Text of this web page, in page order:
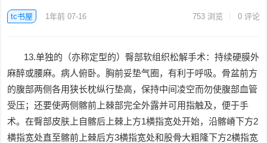
tc书屋 1年前 07-16 753浏览 0 评论
13.单独的（亦称定型的）臀部软组织松解手术：持续硬膜外
麻醉或腰麻。病人俯卧。胸前妥垫气圈，有利于呼吸。骨盆前方
的腹部两侧各用狭长枕纵行垫高，保持中间凌空而勿使腹部血管
受压；还要使两侧髂前上棘部完全外露并可用指触及，便于手
术。在臀部皮肤上自髂后上棘上方1横指宽处开始，沿髂嵴下方2
横指宽处直至髂前上棘后方3横指宽处和股骨大粗隆下方2横指宽